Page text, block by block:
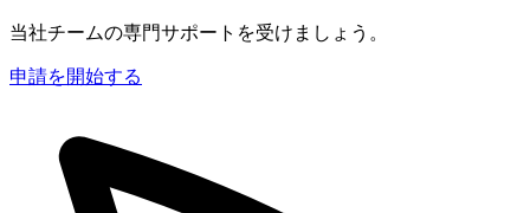
当社チームの専門サポートを受けましょう。
申請を開始する